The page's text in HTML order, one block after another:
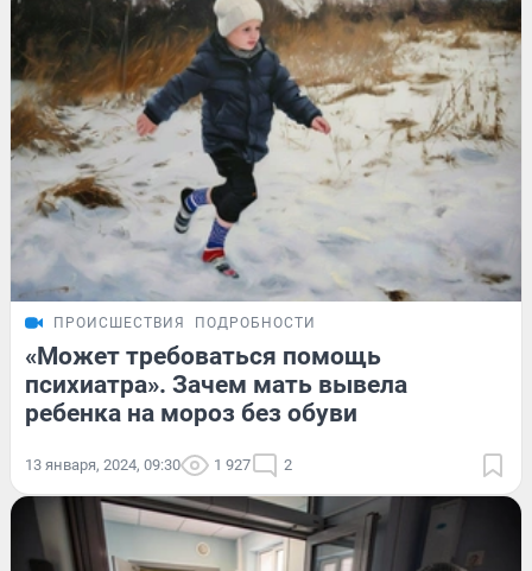
ПРОИСШЕСТВИЯ ПОДРОБНОСТИ
«Может требоваться помощь
психиатра». Зачем мать вывела
ребенка на мороз без обуви
13 января, 2024, 09:30 1 927 2